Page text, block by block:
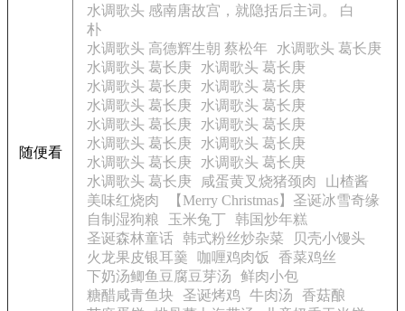
随便看
水调歌头 感南唐故宫，就隐括后主词。 白
朴
水调歌头 高德辉生朝 蔡松年
水调歌头 葛长庚
水调歌头 葛长庚
水调歌头 葛长庚
水调歌头 葛长庚
水调歌头 葛长庚
水调歌头 葛长庚
水调歌头 葛长庚
水调歌头 葛长庚
水调歌头 葛长庚
水调歌头 葛长庚
水调歌头 葛长庚
水调歌头 葛长庚
水调歌头 葛长庚
水调歌头 葛长庚
咸蛋黄叉烧猪颈肉
山楂酱
美味红烧肉
【Merry Christmas】圣诞冰雪奇缘
自制湿狗粮
玉米兔丁 韩国炒年糕
圣诞森林童话 韩式粉丝炒杂菜
贝壳小馒头
火龙果皮银耳羹
咖喱鸡肉饭
香菜鸡丝
下奶汤鲫鱼豆腐豆芽汤
鲜肉小包
糖醋咸青鱼块
圣诞烤鸡 牛肉汤
香菇酿